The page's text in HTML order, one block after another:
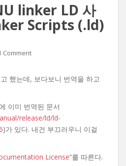
linker LD 사
Scripts (.ld)
Comment
했는데, 보다보니 번역을 하고
이미 번역된 문서
release/ld/ld-
)가 있다. 내건 부끄러우니 이걸
License”를 따른다.